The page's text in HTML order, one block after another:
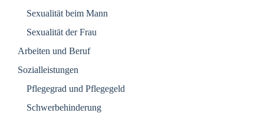
Sexualität beim Mann
Sexualität der Frau
Arbeiten und Beruf
Sozialleistungen
Pflegegrad und Pflegegeld
Schwerbehinderung